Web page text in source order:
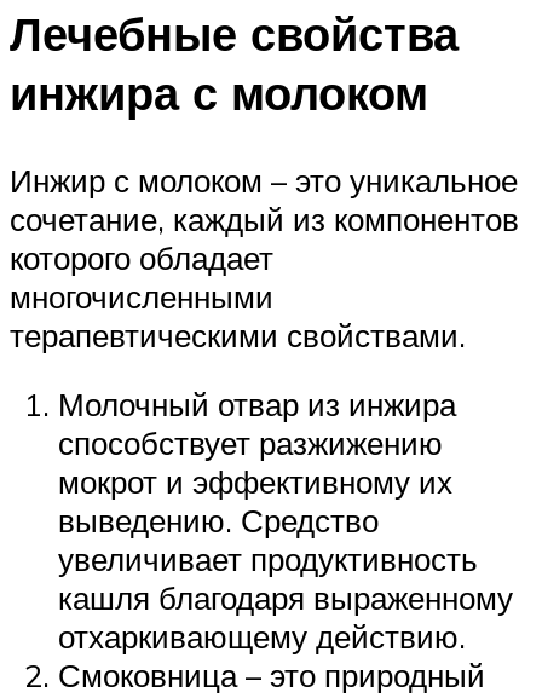
Лечебные свойства
инжира с молоком
Инжир с молоком – это уникальное
сочетание, каждый из компонентов
которого обладает
многочисленными
терапевтическими свойствами.
Молочный отвар из инжира
способствует разжижению
мокрот и эффективному их
выведению. Средство
увеличивает продуктивность
кашля благодаря выраженному
отхаркивающему действию.
Смоковница – это природный